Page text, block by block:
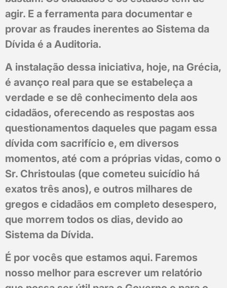
agir. E a ferramenta para documentar e
provar as fraudes inerentes ao Sistema da
Dívida é a Auditoria.
A instalação dessa iniciativa, hoje, na Grécia,
é avanço real para que se estabeleça a
verdade e se dê conhecimento dela aos
cidadãos, oferecendo as respostas aos
questionamentos daqueles que pagam essa
dívida com sacrifício e, em diversos
momentos, até com a próprias vidas, como o
Sr. Christoulas (que cometeu suicídio há
exatos três anos), e outros milhares de
gregos e cidadãos em completo desespero,
que morrem todos os dias, devido ao
Sistema da Dívida.
É por vocês que estamos aqui. Faremos
nosso melhor para escrever um relatório